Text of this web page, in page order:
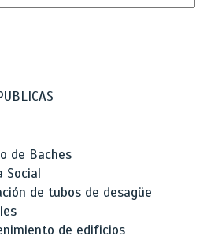
de Baches
Social
de tubos de desagüe
de edificios